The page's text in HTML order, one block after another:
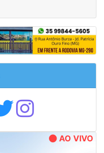
AO VIVO